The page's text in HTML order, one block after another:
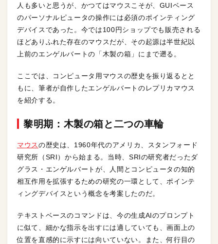
人も多いと思うが、かつてはマウスこそが、GUIベース
のパーソナルピュータの操作には必須のポインティング
デバイスであった。今では100円ショップでも販売される
ほどありふれた存在のマウスだが、その起源は半世紀以
上前のエンゲルバートの「木製の箱」にまで遡る。
ここでは、コンピュータ用マウスの歴史を振り返るとと
もに、筆者が自作したエンゲルバートのレプリカマウス
を紹介する。
黎明期：木製の箱と二つの車輪
マウスの歴史は、1960年代のアメリカ、スタンフォード
研究所（SRI）から始まる。当時、SRIの研究者だったダ
グラス・エンゲルバートが、人間とコンピュータの知的
相互作用を拡張するための研究の一環として、ポインテ
ィングデバイスという概念を考案したのだ。
テキストベースのコマンドは、今の生成AIのプロンプト
に似て、細かな指示を出すには適していても、画面上の
位置を直感的に示すには向いていない。また、何行目の